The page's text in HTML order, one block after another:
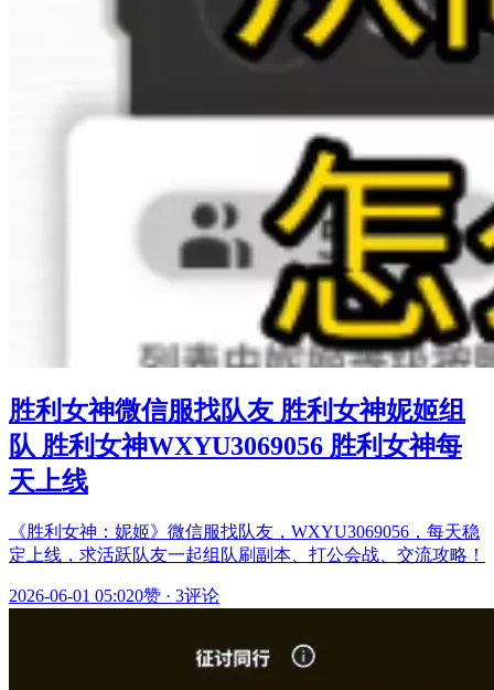
胜利女神微信服找队友 胜利女神妮姬组
队 胜利女神WXYU3069056 胜利女神每
天上线
《胜利女神：妮姬》微信服找队友，WXYU3069056，每天稳
定上线，求活跃队友一起组队刷副本、打公会战、交流攻略！
2026-06-01 05:020赞 · 3评论